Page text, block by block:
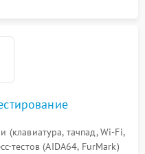
тачпад, Wi-Fi,
тестов (AIDA64, FurMark)